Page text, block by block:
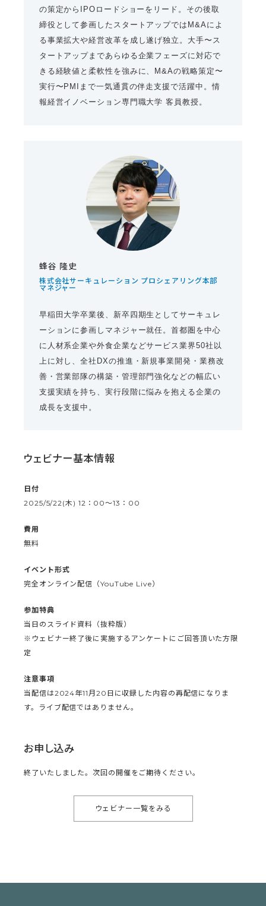
の策定からIPOロードショーをリード。その後取
締役として参画したスタートアップではM&Aによ
る事業拡大や経営改革を成し遂げ独立。大手〜ス
タートアップまであらゆる企業フェーズに対応で
きる経験値と柔軟性を強みに、M&Aの戦略策定〜
実行〜PMIまで一気通貫の伴走支援で活躍中。情
報経営イノベーション専門職大学 客員教授。
蜂谷 隆史
株式会社サーキュレーション プロシェアリング本部
マネジャー
早稲田大学卒業後、新卒四期生としてサーキュレ
ーションに参画しマネジャー就任。首都圏を中心
に人材系企業や外食企業などサービス業界50社以
上に対し、全社DXの推進・新規事業開発・業務改
善・営業部隊の構築・管理部門強化などの幅広い
支援実績を持ち、実行段階に悩みを抱える企業の
成長を支援中。
ウェビナー基本情報
日付
2025/5/22(木) 12：00〜13：00
費用
無料
イベント形式
完全オンライン配信（YouTube Live）
参加特典
当日のスライド資料（抜粋版）
※ウェビナー終了後に実施するアンケートにご回答頂いた方限
定
注意事項
当配信は2024年11月20日に収録した内容の再配信になりま
す。ライブ配信ではありません。
お申し込み
終了いたしました。次回の開催をご期待ください。
ウェビナー一覧をみる